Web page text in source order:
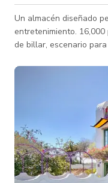
Un almacén diseñado
entretenimiento.
de billar, escenario
plano abierto te permite
evento, desde una
noche de juegos para
CONFIDENCIAL. NO